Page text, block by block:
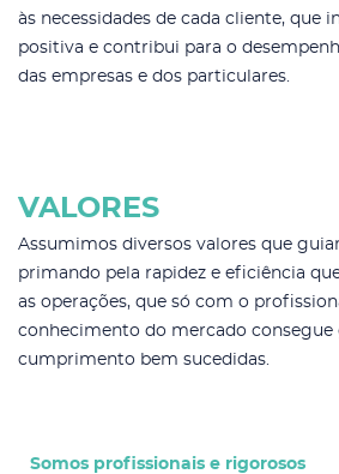
às necessidades de cada cliente, que
positiva e contribui para o
das empresas e dos particulares.
VALORES
Assumimos diversos valores que
primando pela rapidez e eficiência
as operações, que só com o
conhecimento do mercado consegue
cumprimento bem sucedidas.
Somos profissionais e rigorosos